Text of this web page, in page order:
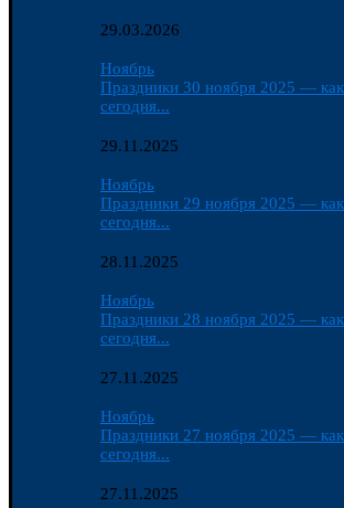
29.03.2026
Ноябрь
Праздники 30 ноября 2025 —
сегодня...
29.11.2025
Ноябрь
Праздники 29 ноября 2025 —
сегодня...
28.11.2025
Ноябрь
Праздники 28 ноября 2025 —
сегодня...
27.11.2025
Ноябрь
Праздники 27 ноября 2025 —
сегодня...
27.11.2025